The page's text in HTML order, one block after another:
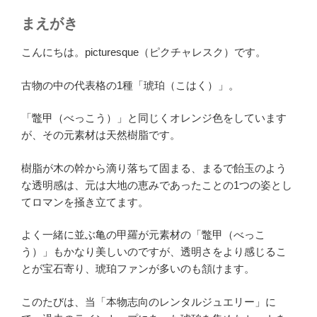
まえがき
こんにちは。picturesque（ピクチャレスク）です。
古物の中の代表格の1種「琥珀（こはく）」。
「鼈甲（べっこう）」と同じくオレンジ色をしています
が、その元素材は天然樹脂です。
樹脂が木の幹から滴り落ちて固まる、まるで飴玉のよう
な透明感は、元は大地の恵みであったことの1つの姿とし
てロマンを掻き立てます。
よく一緒に並ぶ亀の甲羅が元素材の「鼈甲（べっこ
う）」もかなり美しいのですが、透明さをより感じるこ
とが宝石寄り、琥珀ファンが多いのも頷けます。
このたびは、当「本物志向のレンタルジュエリー」に